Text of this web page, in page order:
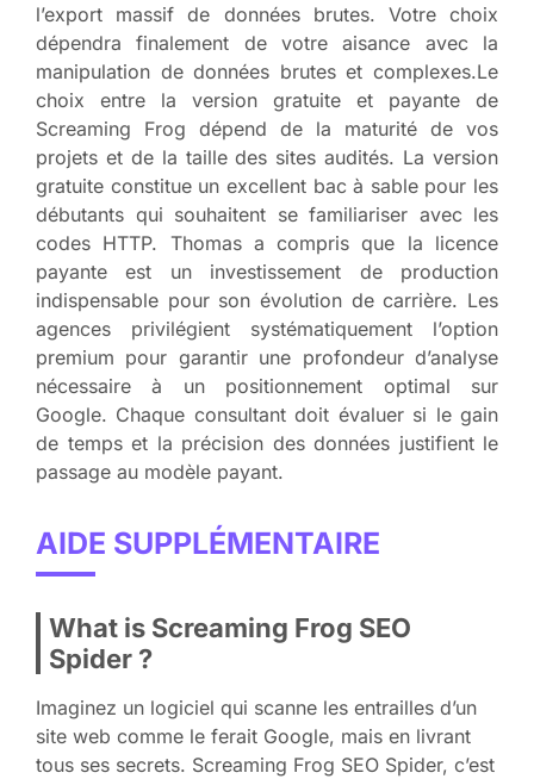
l’export massif de données brutes. Votre choix
dépendra finalement de votre aisance avec la
manipulation de données brutes et complexes.Le
choix entre la version gratuite et payante de
Screaming Frog dépend de la maturité de vos
projets et de la taille des sites audités. La version
gratuite constitue un excellent bac à sable pour les
débutants qui souhaitent se familiariser avec les
codes HTTP. Thomas a compris que la licence
payante est un investissement de production
indispensable pour son évolution de carrière. Les
agences privilégient systématiquement l’option
premium pour garantir une profondeur d’analyse
nécessaire à un positionnement optimal sur
Google. Chaque consultant doit évaluer si le gain
de temps et la précision des données justifient le
passage au modèle payant.
AIDE SUPPLÉMENTAIRE
What is Screaming Frog SEO
Spider ?
Imaginez un logiciel qui scanne les entrailles d’un
site web comme le ferait Google, mais en livrant
tous ses secrets. Screaming Frog SEO Spider, c’est